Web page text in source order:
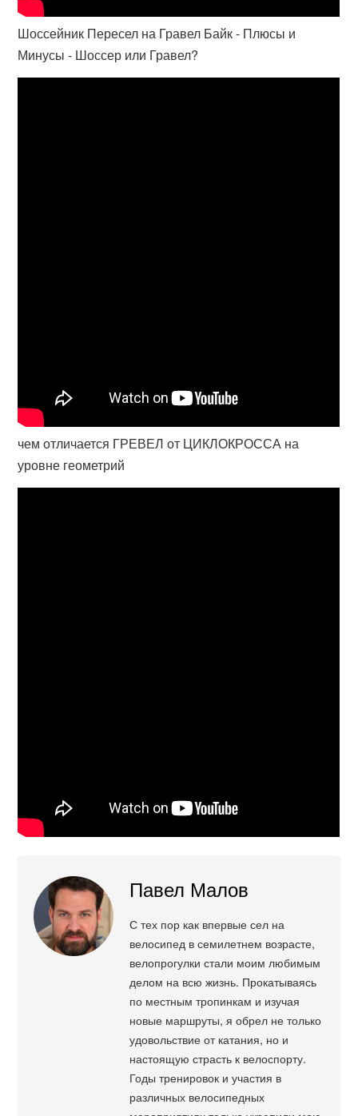
Шоссейник Пересел на Гравел Байк - Плюсы и
Минусы - Шоссер или Гравел?
чем отличается ГРЕВЕЛ от ЦИКЛОКРОССА на
уровне геометрий
Павел Малов
С тех пор как впервые сел на
велосипед в семилетнем возрасте,
велопрогулки стали моим любимым
делом на всю жизнь. Прокатываясь
по местным тропинкам и изучая
новые маршруты, я обрел не только
удовольствие от катания, но и
настоящую страсть к велоспорту.
Годы тренировок и участия в
различных велосипедных